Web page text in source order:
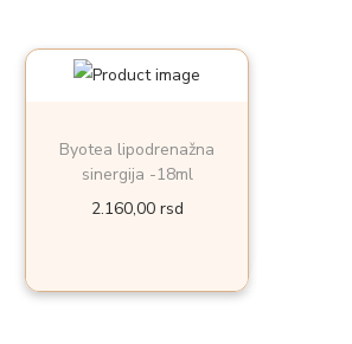
Byotea lipodrenažna
sinergija -18ml
2.160,00 rsd